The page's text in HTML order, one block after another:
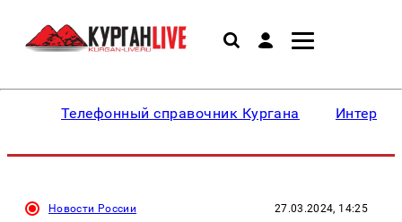
Телефонный справочник Кургана
Новости России 27.03.2024, 14:25